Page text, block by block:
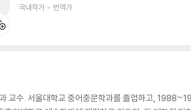
국내작가 번역가
교수. 서울대학교 중어중문학과를 졸업하고,